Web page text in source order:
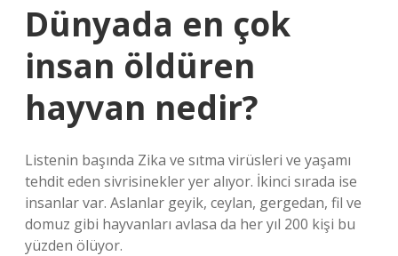
Dünyada en çok
insan öldüren
hayvan nedir?
Listenin başında Zika ve sıtma virüsleri ve yaşamı
tehdit eden sivrisinekler yer alıyor. İkinci sırada ise
insanlar var. Aslanlar geyik, ceylan, gergedan, fil ve
domuz gibi hayvanları avlasa da her yıl 200 kişi bu
yüzden ölüyor.